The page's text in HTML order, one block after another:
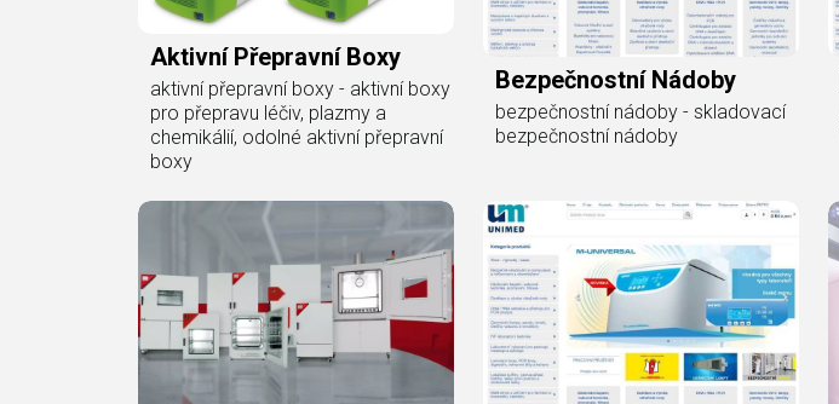
Aktivní Přepravní Boxy
aktivní přepravní boxy - aktivní boxy
pro přepravu léčiv, plazmy a
chemikálií, odolné aktivní přepravní
boxy
Bezpečnostní Nádoby
bezpečnostní nádoby - skladovací
bezpečnostní nádoby